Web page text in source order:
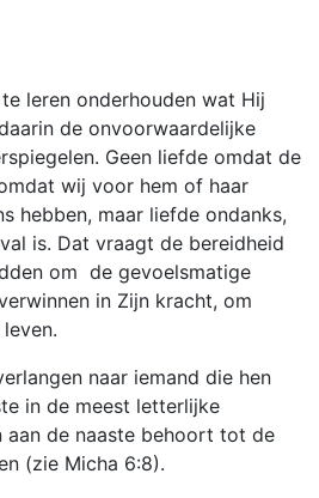
leren onderhouden wat Hij
de onvoorwaardelijke
Geen liefde omdat de
wij voor hem of haar
hebben, maar liefde ondanks,
is. Dat vraagt de bereidheid
om de gevoelsmatige
in Zijn kracht, om
naar iemand die hen
in de meest letterlijke
aan de naaste behoort tot de
(zie Micha 6:8).